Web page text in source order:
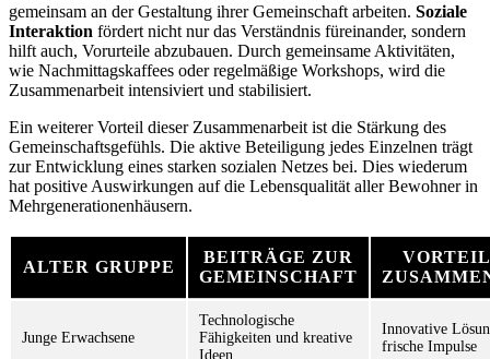
gemeinsam an der Gestaltung ihrer Gemeinschaft arbeiten. Soziale
Interaktion fördert nicht nur das Verständnis füreinander, sondern
hilft auch, Vorurteile abzubauen. Durch gemeinsame Aktivitäten,
wie Nachmittagskaffees oder regelmäßige Workshops, wird die
Zusammenarbeit intensiviert und stabilisiert.
Ein weiterer Vorteil dieser Zusammenarbeit ist die Stärkung des
Gemeinschaftsgefühls. Die aktive Beteiligung jedes Einzelnen trägt
zur Entwicklung eines starken sozialen Netzes bei. Dies wiederum
hat positive Auswirkungen auf die Lebensqualität aller Bewohner in
Mehrgenerationenhäusern.
ALTER GRUPPE
BEITRÄGE ZUR
GEMEINSCHAFT
Junge Erwachsene
Technologische
Fähigkeiten und kreative
Ideen
Innovative
frische Impulse